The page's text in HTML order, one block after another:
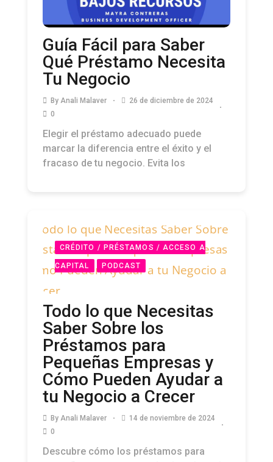
Guía Fácil para Saber
Qué Préstamo Necesita
Tu Negocio
By Anali Malaver
26 de diciembre de 2024
0
Elegir el préstamo adecuado puede
marcar la diferencia entre el éxito y el
fracaso de tu negocio. Evita los
CRÉDITO / PRÉSTAMOS / ACCESO A
CAPITAL PODCAST
Todo lo que Necesitas
Saber Sobre los
Préstamos para
Pequeñas Empresas y
Cómo Pueden Ayudar a
tu Negocio a Crecer
By Anali Malaver
14 de noviembre de 2024
0
Descubre cómo los préstamos para